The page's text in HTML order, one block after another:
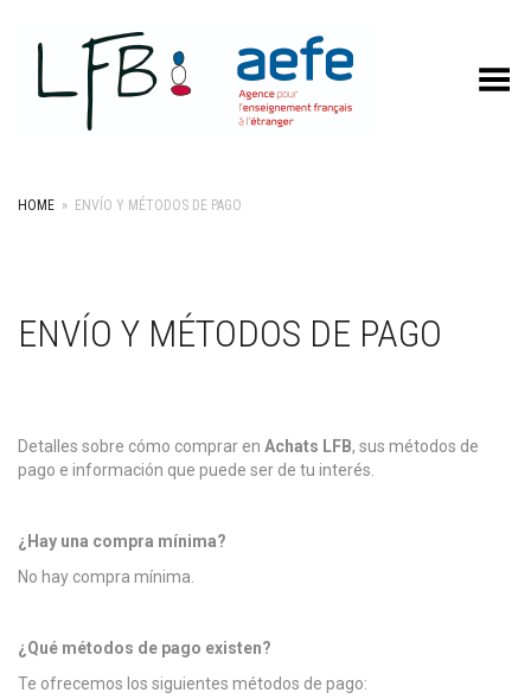
Toggle Menu
HOME » ENVÍO Y MÉTODOS DE PAGO
ENVÍO Y MÉTODOS DE PAGO
Detalles sobre cómo comprar en Achats LFB, sus métodos de
pago e información que puede ser de tu interés.
¿Hay una compra mínima?
No hay compra mínima.
¿Qué métodos de pago existen?
Te ofrecemos los siguientes métodos de pago: